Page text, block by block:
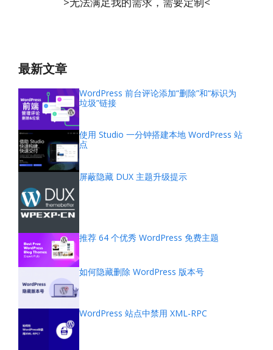
最新文章
WordPress 前台评论添加“删除”和“标识为
垃圾”链接
使用 Studio 一分钟搭建本地 WordPress 站
点
屏蔽隐藏 DUX 主题升级提示
推荐 64 个优秀 WordPress 免费主题
如何隐藏删除 WordPress 版本号
WordPress 站点中禁用 XML-RPC